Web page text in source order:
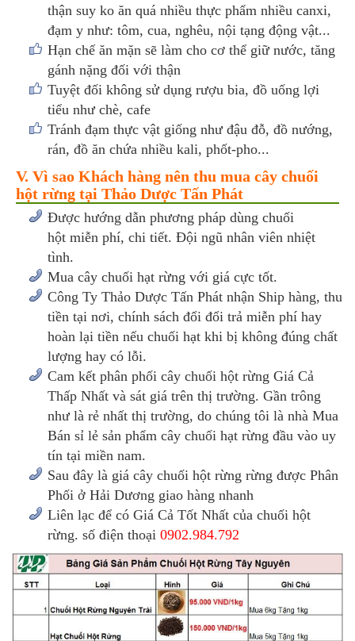
thận suy ko ăn quá nhiều thực phẩm nhiều canxi,
đạm y như: tôm, cua, nghêu, nội tạng động vật...
Hạn chế ăn mặn sẽ làm cho cơ thể giữ nước, tăng
gánh nặng đối với thận
Tuyệt đối không sử dụng rượu bia, đồ uống lợi
tiểu như chè, cafe
Tránh đạm thực vật giống như đậu đỗ, đồ nướng,
rán, đồ ăn chứa nhiều kali, phốt-pho...
V. Vì sao Khách hàng nên thu mua cây chuối
hột rừng tại Thảo Dược Tấn Phát
Được hướng dẫn phương pháp dùng chuối
hột miễn phí, chi tiết. Đội ngũ nhân viên nhiệt
tình.
Mua cây chuối hạt rừng với giá cực tốt.
Công Ty Thảo Dược Tấn Phát nhận Ship hàng, thu
tiền tại nơi, chính sách đổi đổi trả miễn phí hay
hoàn lại tiền nếu chuối hạt khi bị không đúng chất
lượng hay có lỗi.
Cam kết phân phối cây chuối hột rừng Giá Cả
Thấp Nhất và sát giá trên thị trường. Gần trông
như là rẻ nhất thị trường, do chúng tôi là nhà Mua
Bán sỉ lẻ sản phẩm cây chuối hạt rừng đầu vào uy
tín tại miền nam.
Sau đây là giá cây chuối hột rừng rừng được Phân
Phối ở Hải Dương giao hàng nhanh
Liên lạc để có Giá Cả Tốt Nhất của chuối hột
rừng. số điện thoại 0902.984.792